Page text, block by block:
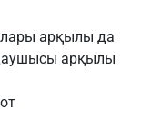
арқылы да
арқылы